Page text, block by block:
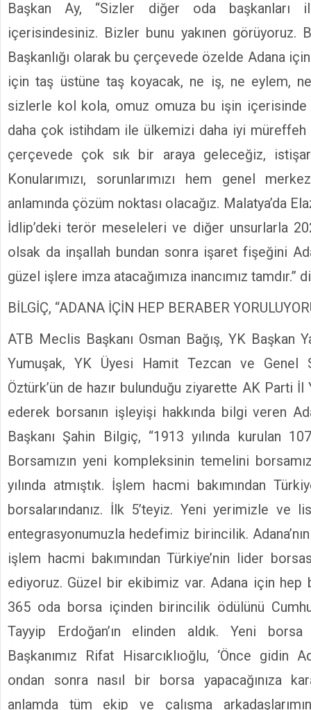
Başkan Ay, “Sizler diğer oda
içerisindesiniz. Bizler bunu yakınen
Başkanlığı olarak bu çerçevede özelde Adana
için taş üstüne taş koyacak, ne iş, ne eylem,
sizlerle kol kola, omuz omuza bu işin içerisinde
daha çok istihdam ile ülkemizi daha iyi müreffeh
çerçevede çok sık bir araya geleceğiz,
Konularımızı, sorunlarımızı hem genel
anlamında çözüm noktası olacağız. Malatya’da
İdlip’deki terör meseleleri ve diğer unsurlarla
olsak da inşallah bundan sonra işaret fişeğini
güzel işlere imza atacağımıza inancımız tamdır.”
BİLGİÇ, “ADANA İÇİN HEP BERABER
ATB Meclis Başkanı Osman Bağış, YK Başkan
Yumuşak, YK Üyesi Hamit Tezcan ve Genel
Öztürk’ün de hazır bulunduğu ziyarette AK Parti
ederek borsanın işleyişi hakkında bilgi veren
Başkanı Şahin Bilgiç, “1913 yılında kurulan
Borsamızın yeni kompleksinin temelini
yılında atmıştık. İşlem hacmi bakımından
borsalarındanız. İlk 5’teyiz. Yeni yerimizle ve
entegrasyonumuzla hedefimiz birincilik.
işlem hacmi bakımından Türkiye’nin lider
ediyoruz. Güzel bir ekibimiz var. Adana için hep
365 oda borsa içinden birincilik ödülünü
Tayyip Erdoğan’ın elinden aldık. Yeni borsa
Başkanımız Rifat Hisarcıklıoğlu, ‘Önce gidin
ondan sonra nasıl bir borsa yapacağınıza
anlamda tüm ekip ve çalışma